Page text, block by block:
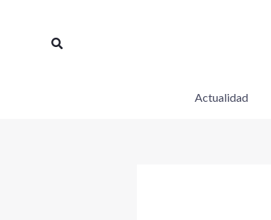
Buscar
Actualidad